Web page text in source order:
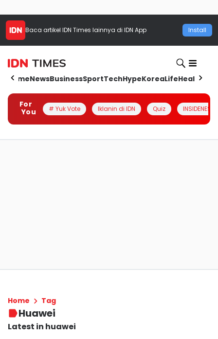
Baca artikel IDN Times lainnya di IDN App Install
HomeNewsBusinessSportTechHypeKoreaLifeHealth
For
You
# Yuk Vote Iklanin di IDN Quiz INSIDENESIA
Home Tag
Huawei
Latest in huawei